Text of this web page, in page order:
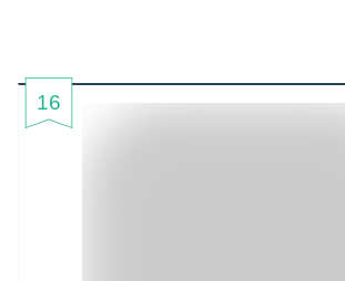
16